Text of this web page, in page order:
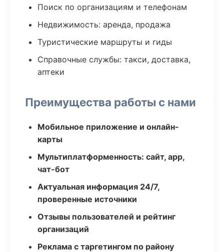
Поиск по организациям и телефонам
Недвижимость: аренда, продажа
Туристические маршруты и гиды
Справочные службы: такси, доставка,
аптеки
Преимущества работы с нами
Мобильное приложение и онлайн-
карты
Мультиплатформенность: сайт, app,
чат-бот
Актуальная информация 24/7,
проверенные источники
Отзывы пользователей и рейтинг
организаций
Реклама с таргетингом по району